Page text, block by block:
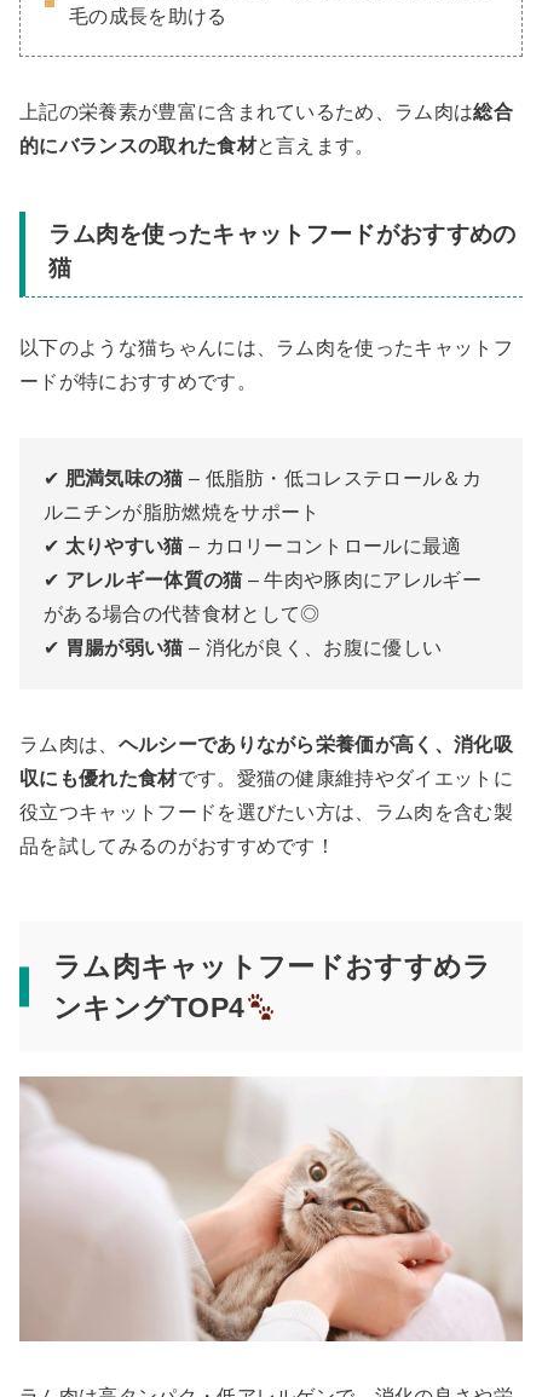
毛の成長を助ける
上記の栄養素が豊富に含まれているため、ラム肉は総合
的にバランスの取れた食材と言えます。
ラム肉を使ったキャットフードがおすすめの
猫
以下のような猫ちゃんには、ラム肉を使ったキャットフ
ードが特におすすめです。
✔ 肥満気味の猫– 低脂肪・低コレステロール＆カ
ルニチンが脂肪燃焼をサポート
✔ 太りやすい猫– カロリーコントロールに最適
✔ アレルギー体質の猫– 牛肉や豚肉にアレルギー
がある場合の代替食材として◎
✔ 胃腸が弱い猫– 消化が良く、お腹に優しい
ラム肉は、 ヘルシーでありながら栄養価が高く、消化吸
収にも優れた食材です。愛猫の健康維持やダイエットに
役立つキャットフードを選びたい方は、ラム肉を含む製
品を試してみるのがおすすめです！
ラム肉キャットフードおすすめラ
ンキングTOP4